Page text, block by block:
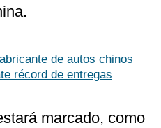
de autos chinos
récord de entregas
marcado, como